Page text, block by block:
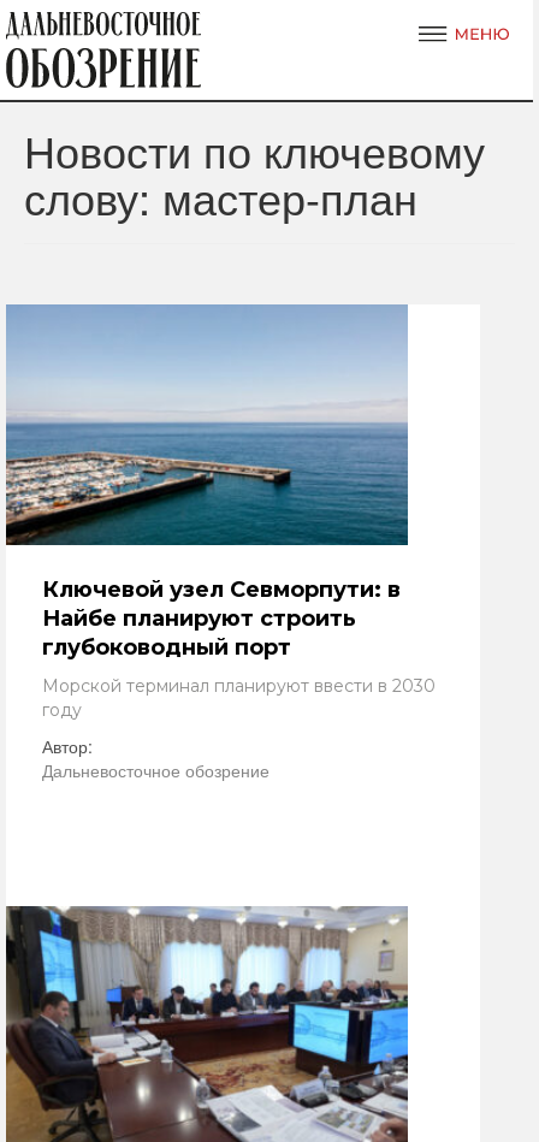
Новости по ключевому
слову: мастер-план
Ключевой узел Севморпути: в
Найбе планируют строить
глубоководный порт
Морской терминал планируют ввести в 2030
году
Автор:
Дальневосточное обозрение